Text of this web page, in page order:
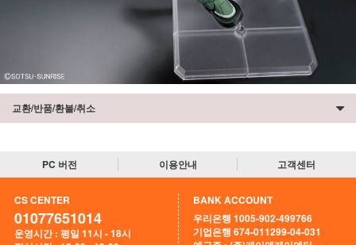
교환/반품/환불/취소
PC 버전 이용안내 고객센터
CS CENTER
01077651014
운영시간 : 평일 11시 - 18시
BANK ACCOUNT
우리은행 1005-902-499766
기업은행 674-011299-04-031